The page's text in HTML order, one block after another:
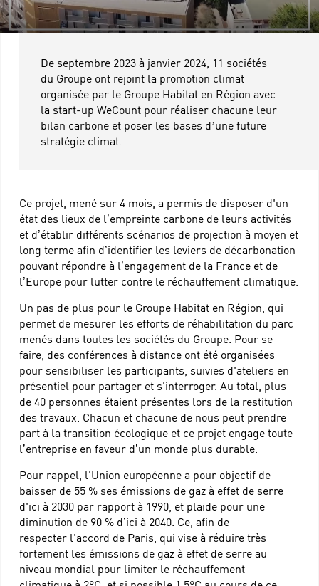
De septembre 2023 à janvier 2024, 11 sociétés
du Groupe ont rejoint la promotion climat
organisée par le Groupe Habitat en Région avec
la start-up WeCount pour réaliser chacune leur
bilan carbone et poser les bases d’une future
stratégie climat.
Ce projet, mené sur 4 mois, a permis de disposer d'un
état des lieux de l’empreinte carbone de leurs activités
et d’établir différents scénarios de projection à moyen et
long terme afin d’identifier les leviers de décarbonation
pouvant répondre à l’engagement de la France et de
l’Europe pour lutter contre le réchauffement climatique.
Un pas de plus pour le Groupe Habitat en Région, qui
permet de mesurer les efforts de réhabilitation du parc
menés dans toutes les sociétés du Groupe. Pour se
faire, des conférences à distance ont été organisées
pour sensibiliser les participants, suivies d'ateliers en
présentiel pour partager et s'interroger. Au total, plus
de 40 personnes étaient présentes lors de la restitution
des travaux. Chacun et chacune de nous peut prendre
part à la transition écologique et ce projet engage toute
l’entreprise en faveur d’un monde plus durable.
Pour rappel, l'Union européenne a pour objectif de
baisser de 55 % ses émissions de gaz à effet de serre
d'ici à 2030 par rapport à 1990, et plaide pour une
diminution de 90 % d’ici à 2040. Ce, afin de
respecter l'accord de Paris, qui vise à réduire très
fortement les émissions de gaz à effet de serre au
niveau mondial pour limiter le réchauffement